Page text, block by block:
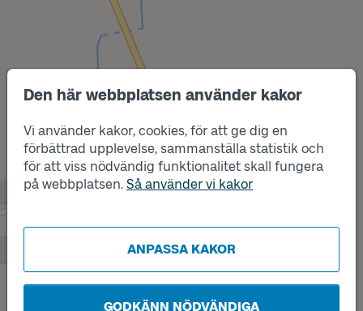
Den här webbplatsen använder kakor
Vi använder kakor, cookies, för att ge dig en
förbättrad upplevelse, sammanställa statistik och
för att viss nödvändig funktionalitet skall fungera
på webbplatsen. Så använder vi kakor
ANPASSA KAKOR
GODKÄNN NÖDVÄNDIGA
Läge
A
Läge
B